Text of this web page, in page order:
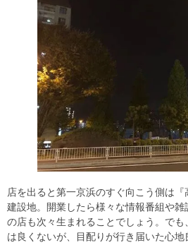
店を出ると第一京浜のすぐ向こう側は
建設地。開業したら様々な情報番組や雑
の店も次々生まれることでしょう。で
は良くないが、目配りが行き届いた心